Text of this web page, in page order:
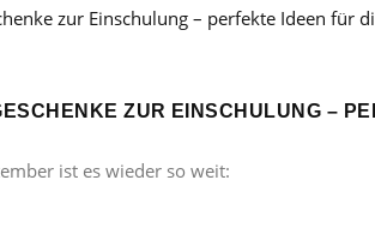
ZUR EINSCHULUNG –
ist es wieder so weit: